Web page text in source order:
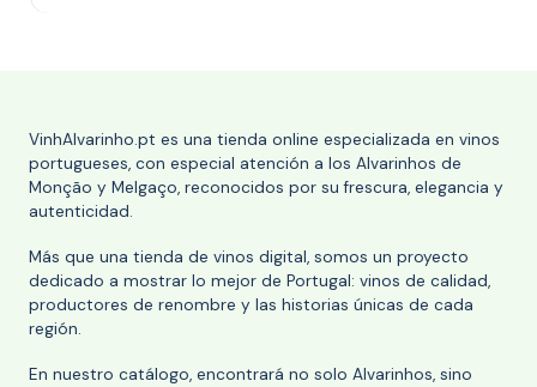
VinhAlvarinho.pt es una tienda online especializada en vinos
portugueses, con especial atención a los Alvarinhos de
Monção y Melgaço, reconocidos por su frescura, elegancia y
autenticidad.
Más que una tienda de vinos digital, somos un proyecto
dedicado a mostrar lo mejor de Portugal: vinos de calidad,
productores de renombre y las historias únicas de cada
región.
En nuestro catálogo, encontrará no solo Alvarinhos, sino